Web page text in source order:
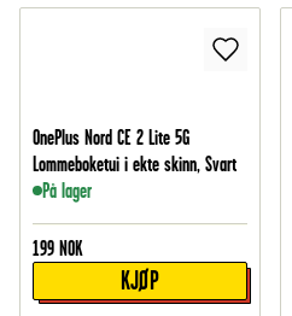
OnePlus Nord CE 2 Lite 5G
Lommeboketui i ekte skinn, Svart
På lager
199 NOK
KJØP